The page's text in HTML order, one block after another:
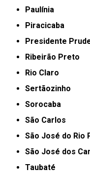
Paulínia
Piracicaba
Presidente
Ribeirão Preto
Rio Claro
Sertãozinho
Sorocaba
São Carlos
São José do Rio
São José dos
Taubaté